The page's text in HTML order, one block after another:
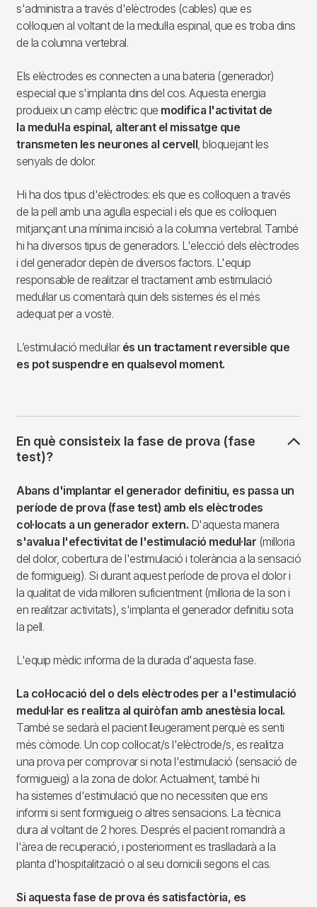
s'administra a través d'elèctrodes (cables) que es
col·loquen al voltant de la medul·la espinal, que es troba dins
de la columna vertebral.
Els elèctrodes es connecten a una bateria (generador)
especial que s'implanta dins del cos. Aquesta energia
produeix un camp elèctric que modifica l'activitat de
la medul·la espinal, alterant el missatge que
transmeten les neurones al cervell , bloquejant les
senyals de dolor.
Hi ha dos tipus d'elèctrodes: els que es col·loquen a través
de la pell amb una agulla especial i els que es col·loquen
mitjançant una mínima incisió a la columna vertebral. També
hi ha diversos tipus de generadors. L'elecció dels elèctrodes
i del generador depèn de diversos factors. L'equip
responsable de realitzar el tractament amb estimulació
medul·lar us comentarà quin dels sistemes és el més
adequat per a vostè.
L’estimulació medul·lar és un tractament reversible que
es pot suspendre en qualsevol moment.
En què consisteix la fase de prova (fase
test)?
Abans d'implantar el generador definitiu, es passa un
període de prova (fase test) amb els elèctrodes
col·locats a un generador extern. D'aquesta manera
s'avalua l'efectivitat de l'estimulació medul·lar (milloria
del dolor, cobertura de l'estimulació i tolerància a la sensació
de formigueig). Si durant aquest període de prova el dolor i
la qualitat de vida milloren suficientment (milloria de la son i
en realitzar activitats), s'implanta el generador definitiu sota
la pell.
L'equip mèdic informa de la durada d'aquesta fase.
La col·locació del o dels elèctrodes per a l'estimulació
medul·lar es realitza al quiròfan amb anestèsia local.
També se sedarà el pacient lleugerament perquè es senti
més còmode. Un cop col·locat/s l'elèctrode/s, es realitza
una prova per comprovar si nota l'estimulació (sensació de
formigueig) a la zona de dolor. Actualment, també hi
ha sistemes d'estimulació que no necessiten que ens
informi si sent formigueig o altres sensacions. La tècnica
dura al voltant de 2 hores. Després el pacient romandrà a
l'àrea de recuperació, i posteriorment es traslladarà a la
planta d'hospitalització o al seu domicili segons el cas.
Si aquesta fase de prova és satisfactòria, es